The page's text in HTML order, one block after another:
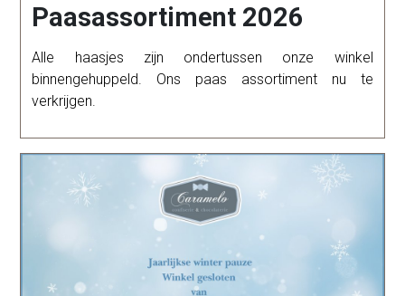
Paasassortiment 2026
Alle haasjes zijn ondertussen onze winkel
binnengehuppeld. Ons paas assortiment nu te
verkrijgen.